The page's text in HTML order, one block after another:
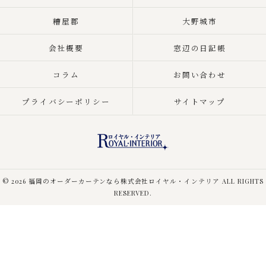
糟屋郡 大野城市
会社概要 窓辺の日記帳
コラム お問い合わせ
プライバシーポリシー サイトマップ
© 2026 福岡のオーダーカーテンなら株式会社ロイヤル・インテリア ALL RIGHTS
RESERVED.